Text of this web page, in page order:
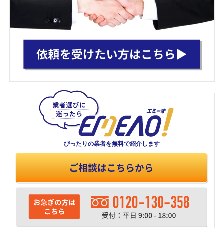
ぴったりの業者を無料で紹介します